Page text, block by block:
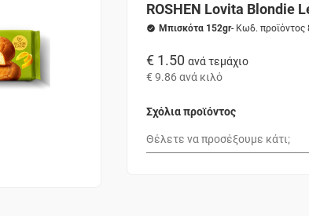
ROSHEN Lovita Blondie
Μπισκότα 152gr- Κωδ. προϊόντος
€ 1.50 ανά τεμάχιο
€ 9.86 ανά κιλό
Σχόλια προϊόντος